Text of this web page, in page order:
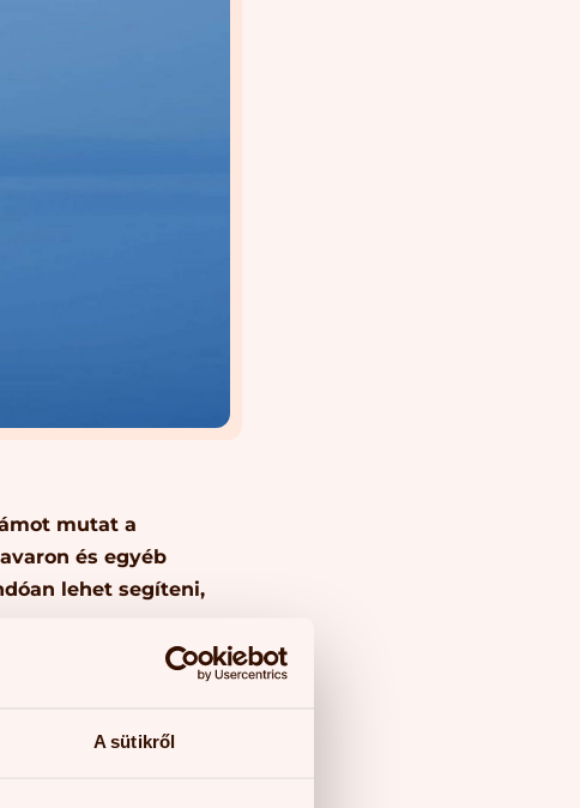
A sütikről
mutat a
és egyéb
lehet segíteni,
tanulási
és szociális
feldolgozása